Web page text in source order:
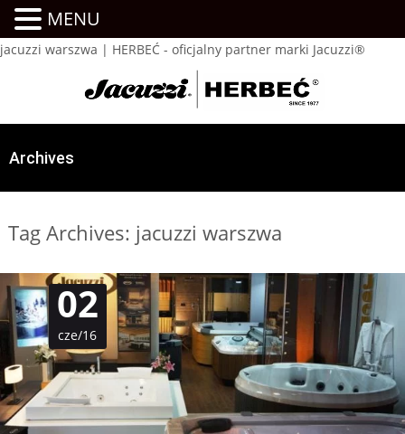
jacuzzi warszwa | HERBEĆ - oficjalny partner marki Jacuzzi®
Archives
Tag Archives: jacuzzi warszwa
02
cze/16
MENU